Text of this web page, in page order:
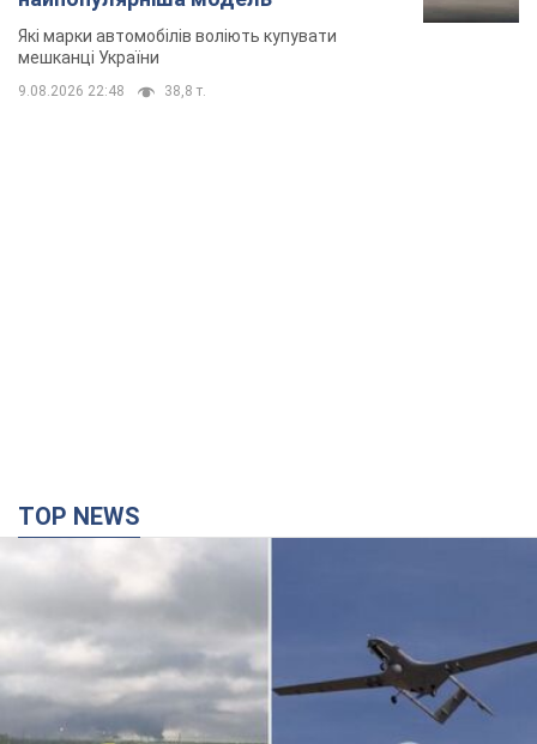
Які марки автомобілів воліють купувати
мешканці України
9.08.2026 22:48 38,8 т.
TOP NEWS